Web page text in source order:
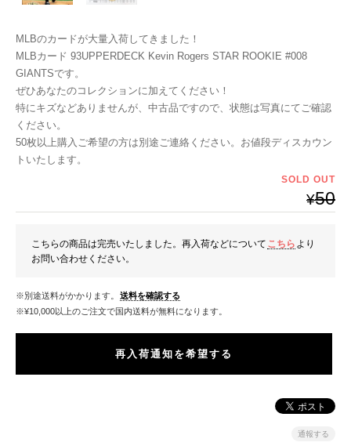
MLBのカードが大量入荷してきました！
MLBカード 93UPPERDECK Kevin Rogers STAR ROOKIE #008
GIANTSです。
ぜひあなたのコレクションに加えてください！
特にキズなどありませんが、中古品ですので、状態は写真にてご確認
ください。
50枚以上購入ご希望の方は別途ご連絡ください。お値段ディスカウン
トいたします。
SOLD OUT
¥50
こちらの商品は完売いたしました。再入荷などについて こちら より
お問い合わせください。
※別途送料がかかります。 送料を確認する
※¥10,000以上のご注文で国内送料が無料になります。
再入荷通知を希望する
通報する